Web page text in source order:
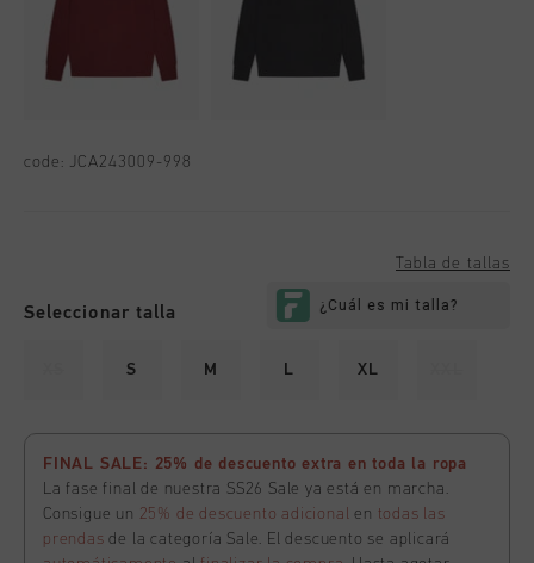
code: JCA243009-998
Seleccionar talla
Tabla de tallas
S M L XL
FINAL SALE: 25% de descuento extra en toda la ropa
La fase final de nuestra SS26 Sale ya está en marcha.
Consigue un 25% de descuento adicional en todas las
prendas de la categoría Sale. El descuento se aplicará